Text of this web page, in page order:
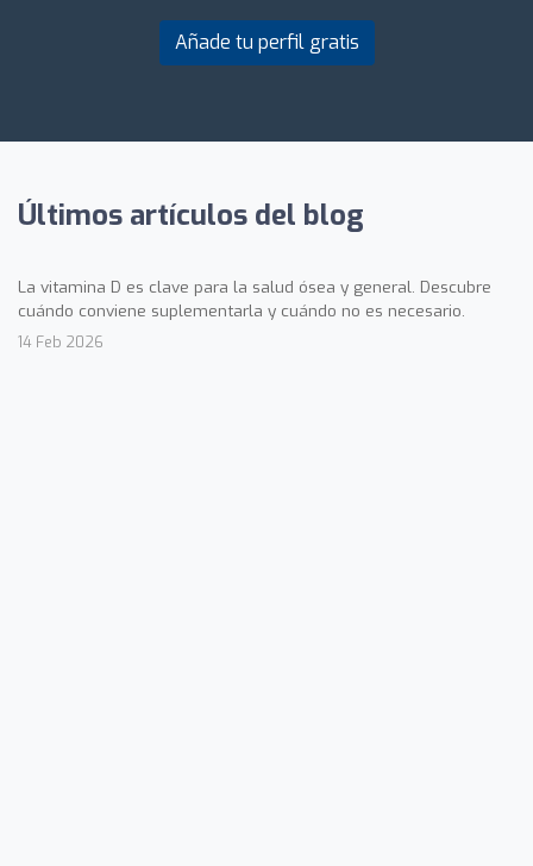
Añade tu perfil gratis
Últimos artículos del blog
La vitamina D es clave para la salud ósea y general. Descubre
cuándo conviene suplementarla y cuándo no es necesario.
14 Feb 2026